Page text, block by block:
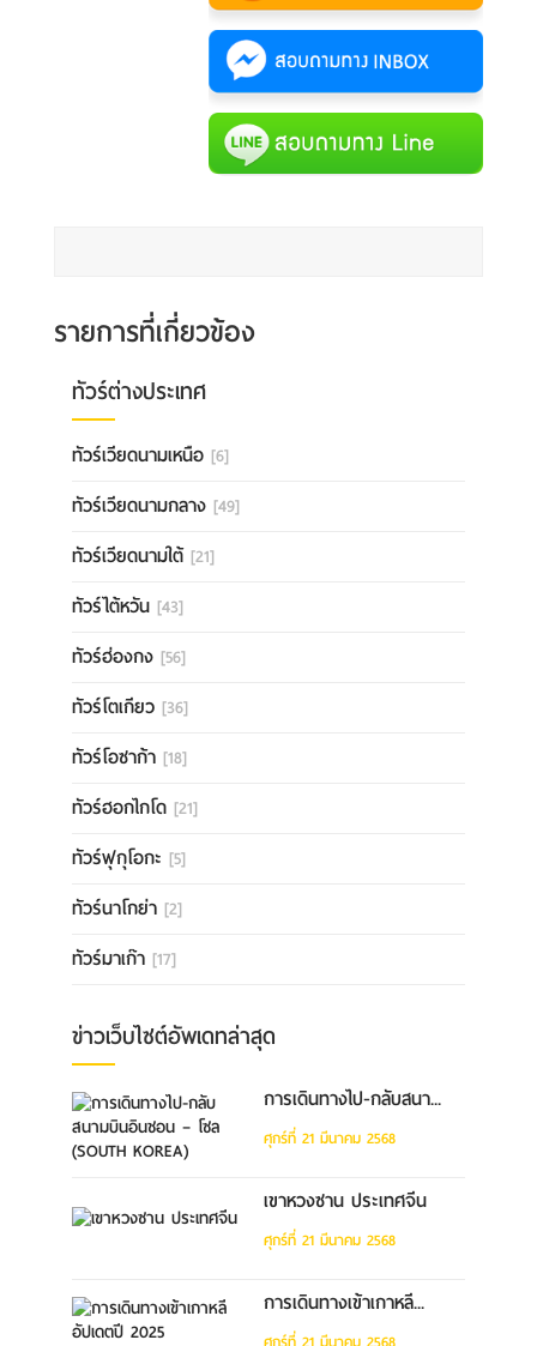
รายการที่เกี่ยวข้อง
ทัวร์ต่างประเทศ
ทัวร์เวียดนามเหนือ [6]
ทัวร์เวียดนามกลาง [49]
ทัวร์เวียดนามใต้ [21]
ทัวร์ไต้หวัน [43]
ทัวร์ฮ่องกง [56]
ทัวร์โตเกียว [36]
ทัวร์โอซาก้า [18]
ทัวร์ฮอกไกโด [21]
ทัวร์ฟุกุโอกะ [5]
ทัวร์นาโกย่า [2]
ทัวร์มาเก๊า [17]
ข่าวเว็บไซต์อัพเดทล่าสุด
การเดินทางไป-กลับสนา...
ศุกร์ที่ 21 มีนาคม 2568
เขาหวงซาน ประเทศจีน
ศุกร์ที่ 21 มีนาคม 2568
การเดินทางเข้าเกาหลี...